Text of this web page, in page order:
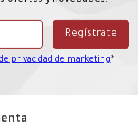
privacidad de marketing*